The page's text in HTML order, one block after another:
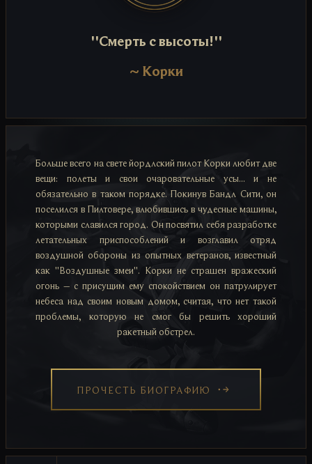
''Смерть с высоты!''
~ Корки
Больше всего на свете йордлский пилот Корки любит две
вещи: полеты и свои очаровательные усы... и не
обязательно в таком порядке. Покинув Бандл Сити, он
поселился в Пилтовере, влюбившись в чудесные машины,
которыми славился город. Он посвятил себя разработке
летательных приспособлений и возглавил отряд
воздушной обороны из опытных ветеранов, известный
как ''Воздушные змеи''. Корки не страшен вражеский
огонь – с присущим ему спокойствием он патрулирует
небеса над своим новым домом, считая, что нет такой
проблемы, которую не смог бы решить хороший
ракетный обстрел.
ПРОЧЕСТЬ БИОГРАФИЮ